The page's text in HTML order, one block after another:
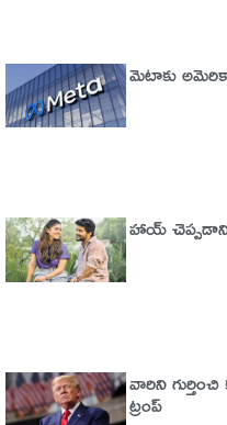
మెటాకు అమెరికా
హాయ్
వారిని
ట్రంప్